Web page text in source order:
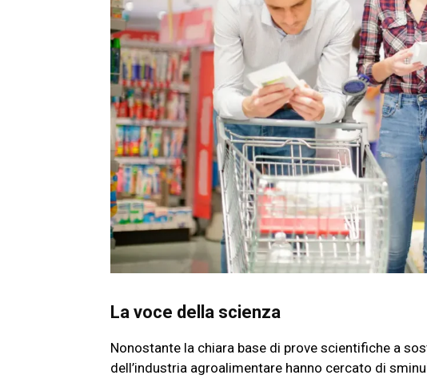
La voce della scienza
Nonostante la chiara base di prove scientifiche a
dell’industria agroalimentare hanno cercato di